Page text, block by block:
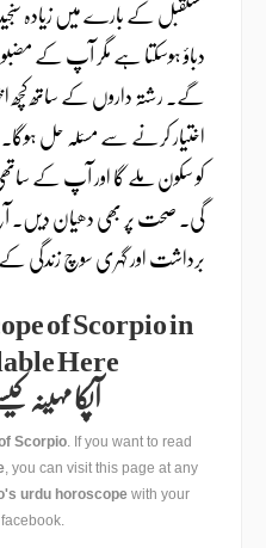
مستقبل کے بارے میں زیادہ
دباؤ ہوسکتا ہے مگر آپ کے
گے۔ رشتہ داروں کے ساتھ کچھ
اختیار کرنے سے مسئلہ حل
کو سکون ملے گا اور آپ کے
گی۔ صحت پر بھی دھیان دیں۔
برداشت اور گہری سوچ زندگی
of Scorpio in
Here
آپکا
Scorpio. If you want to read
, you can visit this page at any
urdu horoscope with your